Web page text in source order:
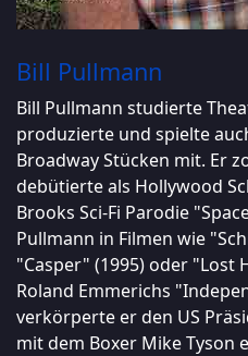
Bill Pullmann
Bill Pullmann studierte
produzierte und spielte
Broadway Stücken mit. Er
debütierte als Hollywood
Brooks Sci-Fi Parodie
Pullmann in Filmen wie
"Casper" (1995) oder "Lost
Roland Emmerichs
verkörperte er den US
mit dem Boxer Mike Tyson